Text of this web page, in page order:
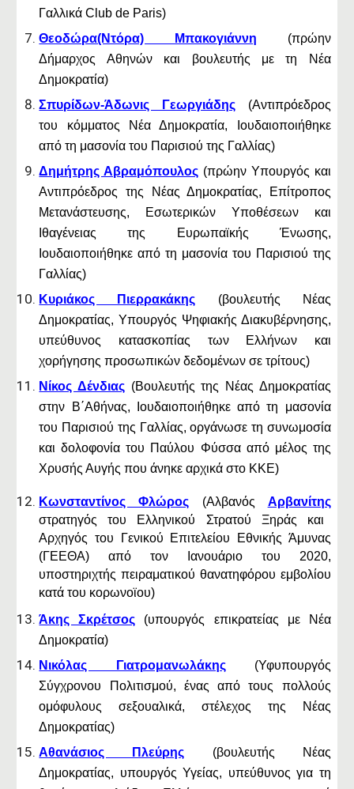
Γαλλικά Club de Paris)
Θεοδώρα(Ντόρα) Μπακογιάννη (πρώην
Δήμαρχος Αθηνών και βουλευτής με τη Νέα
Δημοκρατία)
Σπυρίδων-Άδωνις Γεωργιάδης (Αντιπρόεδρος
του κόμματος Νέα Δημοκρατία, Ιουδαιοποιήθηκε
από τη μασονία του Παρισιού της Γαλλίας)
Δημήτρης Αβραμόπουλος (πρώην Υπουργός και
Αντιπρόεδρος της Νέας Δημοκρατίας, Επίτροπος
Μετανάστευσης, Εσωτερικών Υποθέσεων και
Ιθαγένειας της Ευρωπαϊκής Ένωσης,
Ιουδαιοποιήθηκε από τη μασονία του Παρισιού της
Γαλλίας)
Κυριάκος Πιερρακάκης (βουλευτής Νέας
Δημοκρατίας, Υπουργός Ψηφιακής Διακυβέρνησης,
υπεύθυνος κατασκοπίας των Ελλήνων και
χορήγησης προσωπικών δεδομένων σε τρίτους)
Νίκος Δένδιας (Βουλευτής της Νέας Δημοκρατίας
στην Β΄Αθήνας, Ιουδαιοποιήθηκε από τη μασονία
του Παρισιού της Γαλλίας, οργάνωσε τη συνωμοσία
και δολοφονία του Παύλου Φύσσα από μέλος της
Χρυσής Αυγής που άνηκε αρχικά στο ΚΚΕ)
Κωνσταντίνος Φλώρος (Αλβανός Αρβανίτης
στρατηγός του Ελληνικού Στρατού Ξηράς και
Αρχηγός του Γενικού Επιτελείου Εθνικής Άμυνας
(ΓΕΕΘΑ) από τον Ιανουάριο του 2020,
υποστηριχτής πειραματικού θανατηφόρου εμβολίου
κατά του κορωνοϊου)
Άκης Σκρέτσος (υπουργός επικρατείας με Νέα
Δημοκρατία)
Νικόλας Γιατρομανωλάκης(Υφυπουργός
Σύγχρονου Πολιτισμού, ένας από τους πολλούς
ομόφυλους σεξουαλικά, στέλεχος της Νέας
Δημοκρατίας)
Αθανάσιος Πλεύρης (βουλευτής Νέας
Δημοκρατίας, υπουργός Υγείας, υπεύθυνος για τη